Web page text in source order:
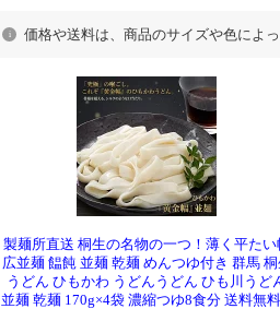
価格や送料は、商品のサイズや色によ
製麺所直送 桐生の名物の一つ！薄く平たい
広並麺 饂飩 並麺 乾麺 めんつゆ付き 群馬 桐
うどん ひもかわ うどんうどん ひも川うど
並麺 乾麺 170g×4袋 濃縮つゆ8食分 送料無